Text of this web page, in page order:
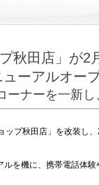
秋田店」が2
ューアルオー
ーナーを一新
プ秋田店」を改装し
を機に、携帯電話体